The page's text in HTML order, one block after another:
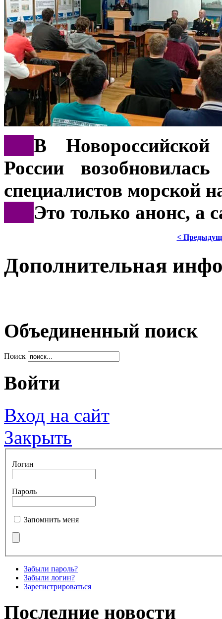
В
России
специалистов морской
Это только анонс, а
<
Дополнительная
Объединенный поиск
Поиск
Войти
Вход на сайт
Закрыть
Логин
Пароль
Запомнить меня
Забыли пароль?
Забыли логин?
Зарегистрироваться
Последние новости